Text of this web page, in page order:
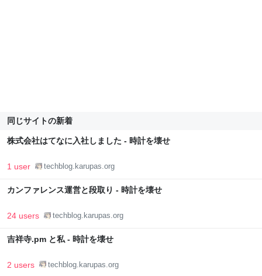
同じサイトの新着
株式会社はてなに入社しました - 時計を壊せ
1 user techblog.karupas.org
カンファレンス運営と段取り - 時計を壊せ
24 users techblog.karupas.org
吉祥寺.pm と私 - 時計を壊せ
2 users techblog.karupas.org